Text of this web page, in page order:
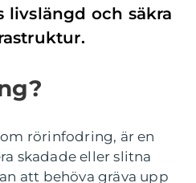
livslängd och säkra
rörinfodring, är en
skadade eller slitna
att behöva gräva upp